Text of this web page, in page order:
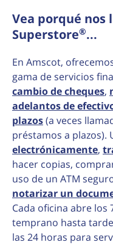
Vea porqué nos
Superstore®...
En Amscot,
gama de servicios
cambio de cheques,
adelantos de
plazos(a veces
préstamos a plazos).
electrónicamente,
hacer copias,
uso de un ATM
notarizar un
Cada oficina abre los
temprano hasta
las 24 horas para